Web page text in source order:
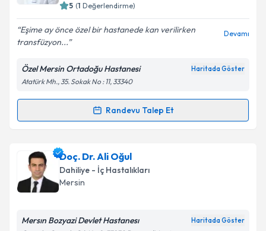
Kişisel verilerimin işlenmesine ilişkin
Aydınlatma
Metni'ni okudum ve kişisel verilerimin belirtilen
kapsamda işlenmesini kabul ediyorum.
5 (1 Değerlendirme)
Eşime ay önce özel bir hastanede kan verilirken
transfüzyon...
Devamı
Özel Mersin Ortadoğu Hastanesi Haritada Göster
Atatürk Mh., 35. Sokak No : 11, 33340
Randevu Talep Et
Randevu Takvimi Talebi
Uzm. Dr. Abdullah Erdem
oluşturun. Size bu uzmandan randevu almanız için bir
takvim hazırlandığında e-posta ile bilgilendireceğiz.
Doç. Dr. Ali Oğul
Dahiliye - İç Hastalıkları
Mersin
Mersın Bozyazi Devlet Hastanesı Haritada Göster